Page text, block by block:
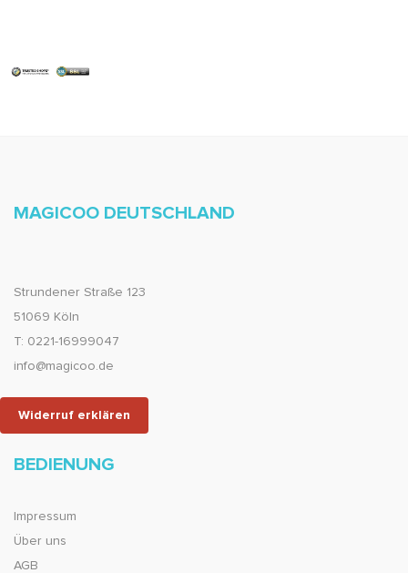
MAGICOO DEUTSCHLAND
Strundener Straße 123
51069 Köln
T: 0221-16999047
info@magicoo.de
Widerruf erklären
BEDIENUNG
Impressum
Über uns
AGB